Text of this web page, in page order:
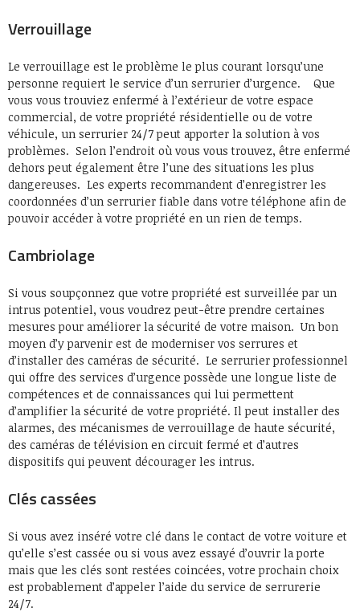
Verrouillage
Le verrouillage est le problème le plus courant lorsqu’une
personne requiert le service d’un serrurier d’urgence. Que
vous vous trouviez enfermé à l’extérieur de votre espace
commercial, de votre propriété résidentielle ou de votre
véhicule, un serrurier 24/7 peut apporter la solution à vos
problèmes. Selon l’endroit où vous vous trouvez, être enfermé
dehors peut également être l’une des situations les plus
dangereuses. Les experts recommandent d’enregistrer les
coordonnées d’un serrurier fiable dans votre téléphone afin de
pouvoir accéder à votre propriété en un rien de temps.
Cambriolage
Si vous soupçonnez que votre propriété est surveillée par un
intrus potentiel, vous voudrez peut-être prendre certaines
mesures pour améliorer la sécurité de votre maison. Un bon
moyen d’y parvenir est de moderniser vos serrures et
d’installer des caméras de sécurité. Le serrurier professionnel
qui offre des services d’urgence possède une longue liste de
compétences et de connaissances qui lui permettent
d’amplifier la sécurité de votre propriété. Il peut installer des
alarmes, des mécanismes de verrouillage de haute sécurité,
des caméras de télévision en circuit fermé et d’autres
dispositifs qui peuvent décourager les intrus.
Clés cassées
Si vous avez inséré votre clé dans le contact de votre voiture et
qu’elle s’est cassée ou si vous avez essayé d’ouvrir la porte
mais que les clés sont restées coincées, votre prochain choix
est probablement d’appeler l’aide du service de serrurerie
24/7.